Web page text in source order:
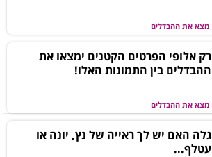
מצא את ההבדלים
מצא את ההבדלים
רק אלופי הפרטים הקטנים ימצאו את
ההבדלים בין התמונות האלו!
גלה האם יש לך ראייה של נץ, יונה או
עטלף...